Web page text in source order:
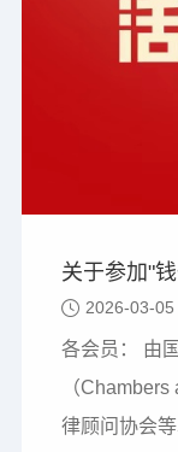
2026-03-05
各会员： 由
（
律顾问协会